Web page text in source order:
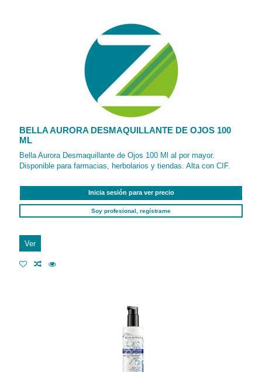
BELLA AURORA DESMAQUILLANTE DE OJOS 100
ML
Bella Aurora Desmaquillante de Ojos 100 Ml al por mayor.
Disponible para farmacias, herbolarios y tiendas. Alta con CIF.
Inicia sesión para ver precio
Soy profesional, regístrame
Ver